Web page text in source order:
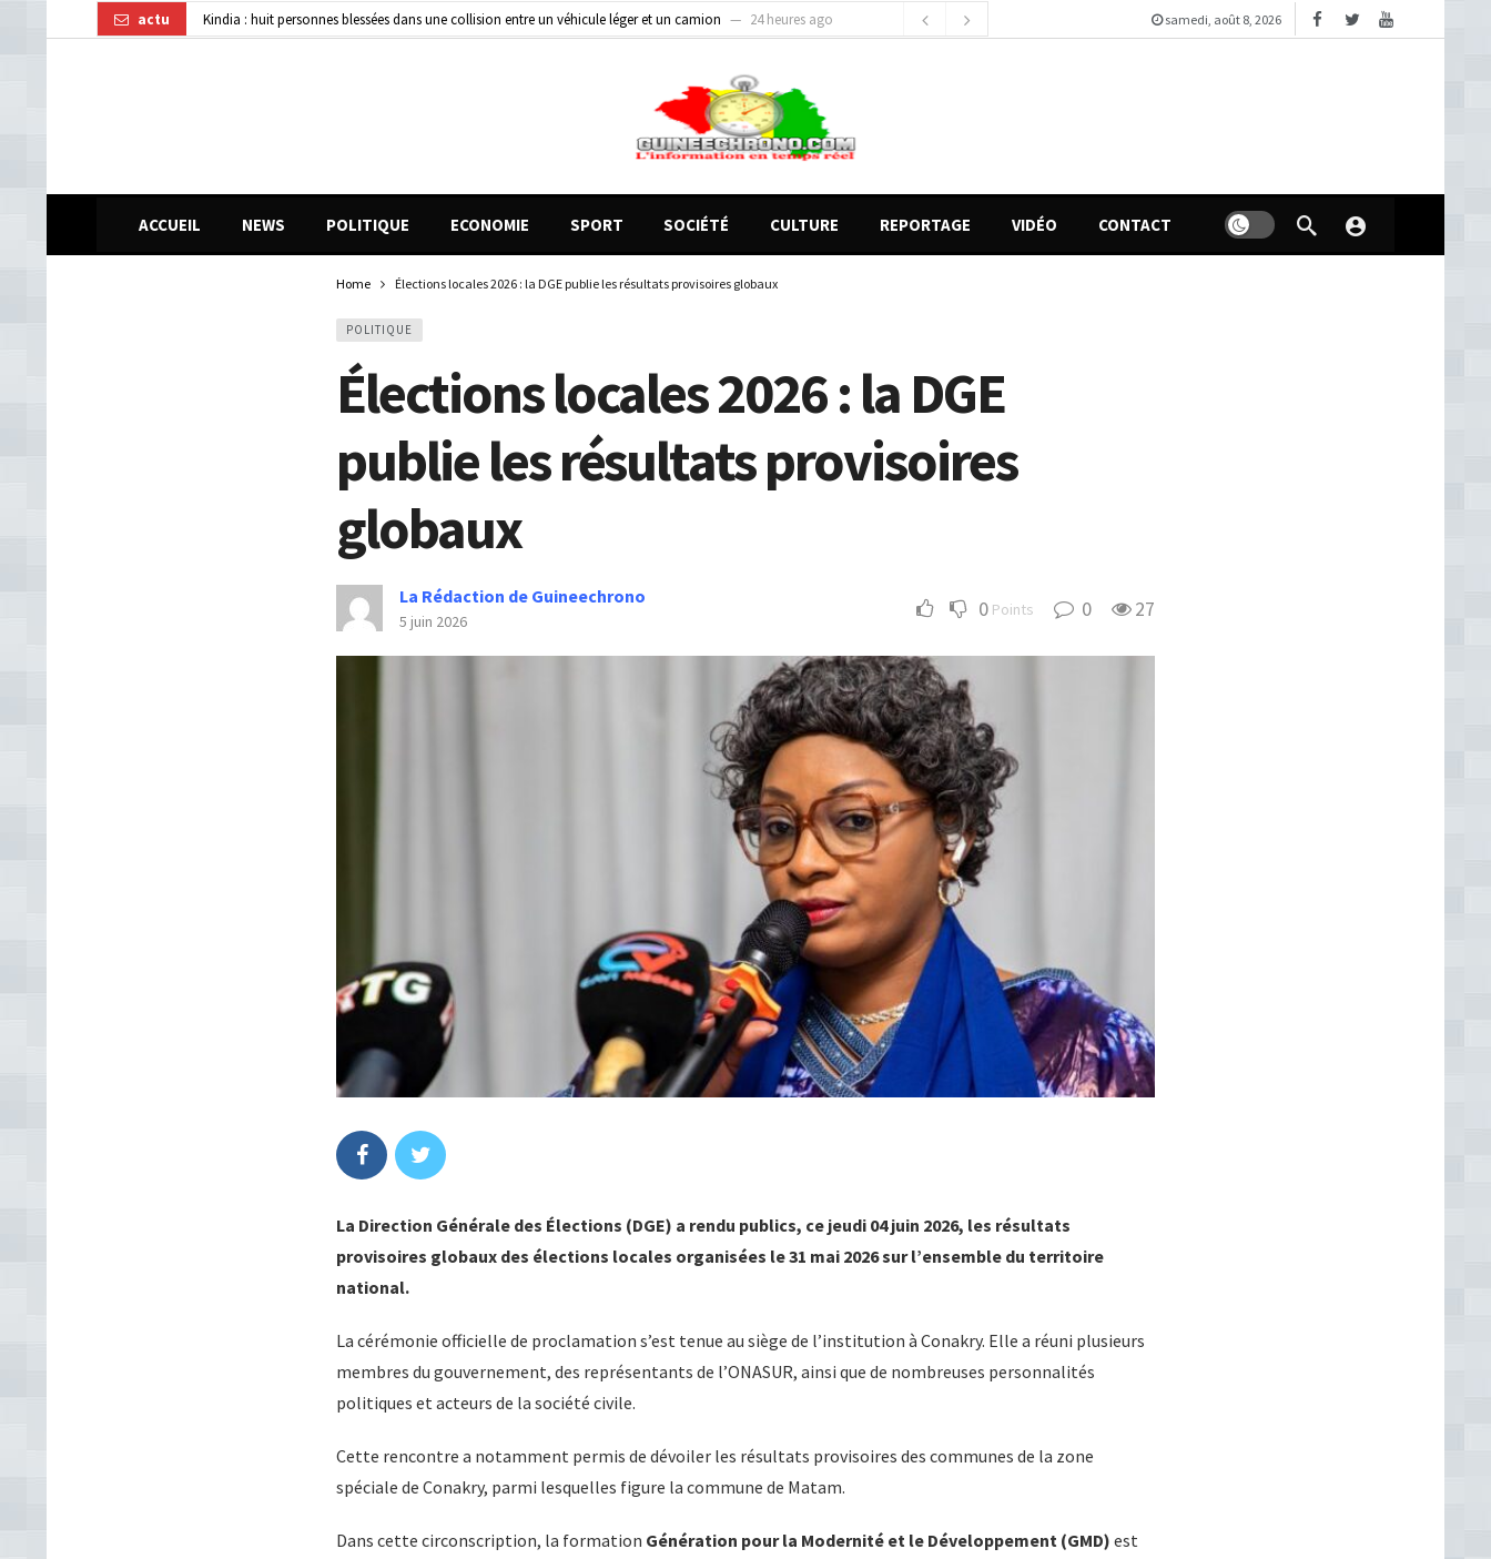
actu Kindia : huit personnes blessées dans une collision entre un véhicule léger et un camion
24 heures ago
Guinée : 11 présumés membres d’un réseau de vol de motos présentés, 12 engins saisis par les Services spéciaux
samedi, août 8, 2026
ACCUEIL NEWS POLITIQUE ECONOMIE SPORT SOCIÉTÉ CULTURE REPORTAGE VIDÉO CONTACT
Home Élections locales 2026 : la DGE publie les résultats provisoires globaux
POLITIQUE
Élections locales 2026 : la DGE
publie les résultats provisoires
globaux
La Rédaction de Guineechrono
5 juin 2026 0 Points 0 27
La Direction Générale des Élections (DGE) a rendu publics, ce jeudi 04 juin 2026, les résultats
provisoires globaux des élections locales organisées le 31 mai 2026 sur l’ensemble du territoire
national.
La cérémonie officielle de proclamation s’est tenue au siège de l’institution à Conakry. Elle a réuni plusieurs
membres du gouvernement, des représentants de l’ONASUR, ainsi que de nombreuses personnalités
politiques et acteurs de la société civile.
Cette rencontre a notamment permis de dévoiler les résultats provisoires des communes de la zone
spéciale de Conakry, parmi lesquelles figure la commune de Matam.
Dans cette circonscription, la formation Génération pour la Modernité et le Développement (GMD) est